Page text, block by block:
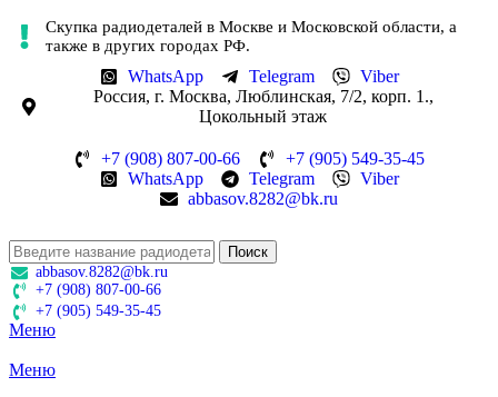
Скупка радиодеталей в Москве и Московской области, а
также в других городах РФ.
WhatsApp Telegram
Viber
Россия, г. Москва, Люблинская, 7/2, корп. 1.,
Цокольный этаж
+7 (908) 807-00-66
+7 (905) 549-35-45
WhatsApp
Telegram
Viber
abbasov.8282@bk.ru
Поиск
abbasov.8282@bk.ru
+7 (908) 807-00-66
+7 (905) 549-35-45
Меню
Меню